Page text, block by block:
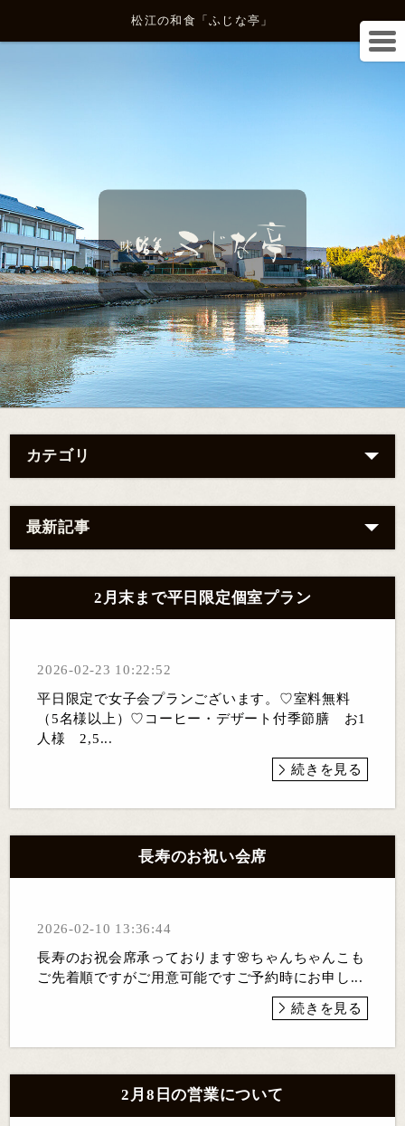
松江の和食「ふじな亭」
カテゴリ
最新記事
2月末まで平日限定個室プラン
2026-02-23 10:22:52
平日限定で女子会プランございます。♡室料無料
（5名様以上）♡コーヒー・デザート付季節膳 お1
人様 2,5...
続きを見る
長寿のお祝い会席
2026-02-10 13:36:44
長寿のお祝会席承っております🌸ちゃんちゃんこも
ご先着順ですがご用意可能ですご予約時にお申し...
続きを見る
2月8日の営業について